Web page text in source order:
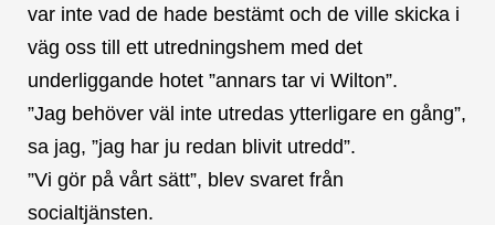
var inte vad de hade bestämt och de ville skicka i
väg oss till ett utredningshem med det
underliggande hotet ”annars tar vi Wilton”.
”Jag behöver väl inte utredas ytterligare en gång”,
sa jag, ”jag har ju redan blivit utredd”.
”Vi gör på vårt sätt”, blev svaret från
socialtjänsten.